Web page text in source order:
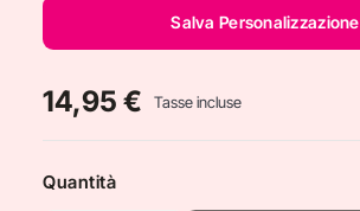
Salva Personalizzazione
14,95 € Tasse incluse
Quantità